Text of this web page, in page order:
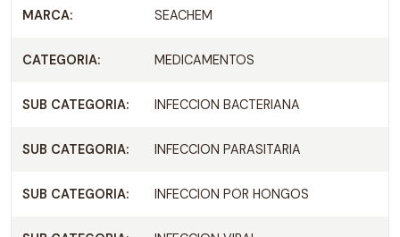
MARCA: SEACHEM
CATEGORIA: MEDICAMENTOS
SUB CATEGORIA: INFECCION BACTERIANA
SUB CATEGORIA: INFECCION PARASITARIA
SUB CATEGORIA: INFECCION POR HONGOS